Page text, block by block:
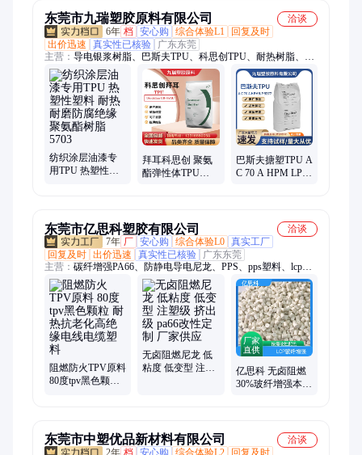
东莞市九瑞塑胶原料有限公司
洽谈
6年 档 安心购 综合体验L1
回复及时
出价迅速
真实性已核验
广东东莞
主营： 导电银浆树脂、巴斯夫TPU、科思创TPU、耐热树脂、亨
斯迈TPU、路博润TPU、peek薄膜、peek网布、高温尼龙、高温
pc、油墨树脂、PPSU
纺织涂层油漆专
用TPU 热塑性塑
拜耳科思创 聚氨
酯弹性体TPU
巴斯夫搪塑TPU A
C 70 A HPM LP
东莞市亿思科塑胶有限公司
洽谈
7年 厂 安心购 综合体验L0 真实工厂
回复及时 出价迅速 真实性已核验
广东东莞
主营： 碳纤增强PA66、防静电导电尼龙、PPS、pps塑料、lcp塑
料、PEI、PEEK、黑色加纤PEI、pps塑胶、咖啡色pps、黑色
pps、lcp塑胶、环保pps、pa6塑胶、pei塑胶、耐磨pa6、pa66塑
胶、导电peek、pa9t塑胶、pa6t塑胶、高温pa6t
阻燃防火TPV原料
80度tpv黑色颗粒
无卤阻燃尼龙 低
粘度 低变型 注塑
亿思科 无卤阻燃
30%玻纤增强本色
东莞市中塑优品新材料有限公司
洽谈
2年 档 安心购 综合体验L2 回复及时